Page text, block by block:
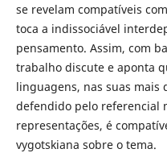
se revelam compatíveis
toca a indissociável
pensamento. Assim, com
trabalho discute e aponta
linguagens, nas suas mais
defendido pelo referencial
representações, é
vygotskiana sobre o tema.